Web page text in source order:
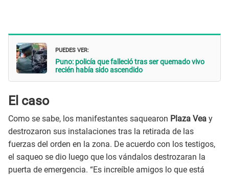
PUEDES VER:
Puno: policía que falleció tras ser quemado vivo
recién había sido ascendido
El caso
Como se sabe, los manifestantes saquearon Plaza Vea y
destrozaron sus instalaciones tras la retirada de las
fuerzas del orden en la zona. De acuerdo con los testigos,
el saqueo se dio luego que los vándalos destrozaran la
puerta de emergencia. “Es increíble amigos lo que está